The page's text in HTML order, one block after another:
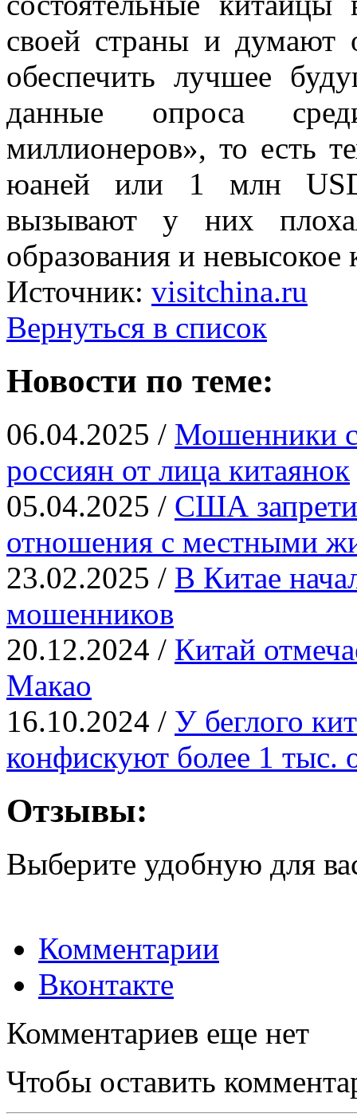
своей страны и думают
обеспечить лучшее
данные опроса
миллионеров», то есть
юаней или 1 млн
вызывают у них
образования и
Источник: visitchina.ru
Вернуться в список
Новости по теме:
06.04.2025 / Мошенники
россиян от лица китаянок
05.04.2025 / США
отношения с местными
23.02.2025 / В Китае
мошенников
20.12.2024 / Китай
Макао
16.10.2024 / У беглого
конфискуют более 1 тыс.
Отзывы:
Выберите удобную для
Комментарии
Вконтакте
Комментариев еще нет
Чтобы оставить